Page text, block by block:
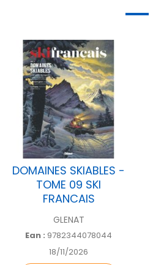
DESCRIPTIF
DOMAINES SKIABLES -
TOME 09 SKI
FRANCAIS
GLENAT
Ean : 9782344078044
18/11/2026